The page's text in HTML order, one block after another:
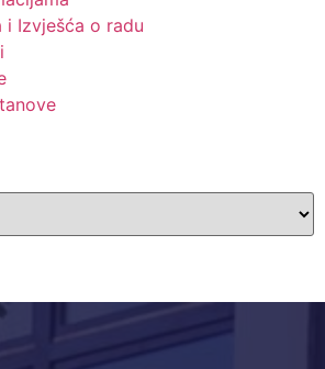
i Izvješća o radu